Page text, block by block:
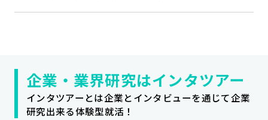
インタツアー活用法
お問い合わせ
公式SNSはこちら
企業・業界研究はインタツアー
インタツアーとは企業とインタビューを通じて企業
研究出来る体験型就活！